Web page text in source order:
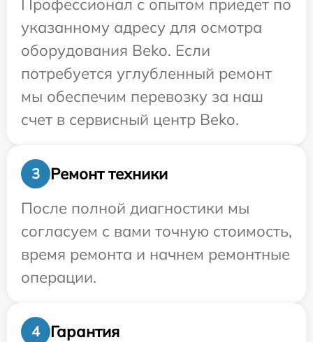
Профессионал с опытом приедет по
указанному адресу для осмотра
оборудования Beko. Если
потребуется углубленный ремонт
мы обеспечим перевозку за наш
счет в сервисный центр Beko.
3
Ремонт техники
После полной диагностики мы
согласуем с вами точную стоимость,
время ремонта и начнем ремонтные
операции.
4
Гарантия